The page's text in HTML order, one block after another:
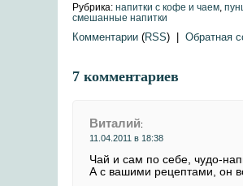
Рубрика:напитки с кофе и чаем ,
смешанные напитки
Комментарии (RSS) |Обратная
7 комментариев
Виталий:
11.04.2011 в 18:38
Чай и сам по себе, чудо-
А с вашими рецептами, он